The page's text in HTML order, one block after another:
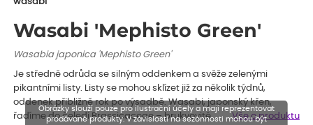
Wasabi 'Mephisto Green'
Wasabia japonica 'Mephisto Green'
Je středně odrůda se silným oddenkem a svěže zelenými
pikantními listy. Listy se mohou sklízet již za několik týdnů,
oddenek přibližně rok po výsadbě. Wasabi, japonský křen,
řadíme do čeledi Brassicaceae – brukvovité.…
Vše o produktu
Obrázky slouží pouze pro ilustrační účely a mají reprezentovat
prodávané produkty. V závislosti na sezónnosti mohou být